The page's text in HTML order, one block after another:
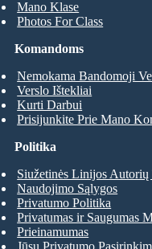
Mano Klase
Photos For Class
Komandoms
Nemokama Bandomoji
Verslo Ištekliai
Kurti Darbui
Prisijunkite Prie Mano
Politika
Siužetinės Linijos Autorių
Naudojimo Sąlygos
Privatumo Politika
Privatumas ir Saugumas
Prieinamumas